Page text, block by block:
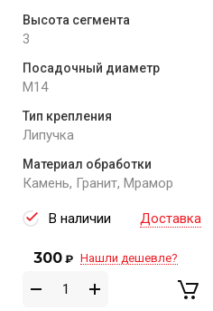
Высота сегмента
3
Посадочный диаметр
M14
Тип крепления
Липучка
Материал обработки
Камень, Гранит, Мрамор
В наличии Доставка
300 ₽ Нашли дешевле?